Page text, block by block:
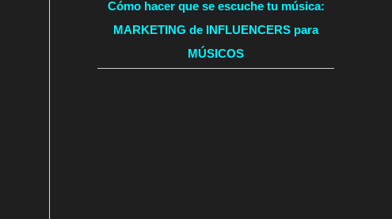
Cómo hacer que se escuche tu música:
MARKETING de INFLUENCERS para
MÚSICOS